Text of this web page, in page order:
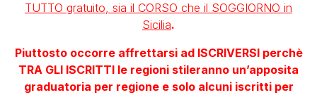
TUTTO gratuito, sia il CORSO che il SOGGIORNO in
Sicilia.
Piuttosto occorre affrettarsi ad ISCRIVERSI perchè
TRA GLI ISCRITTI le regioni stileranno un’apposita
graduatoria per regione e solo alcuni iscritti per